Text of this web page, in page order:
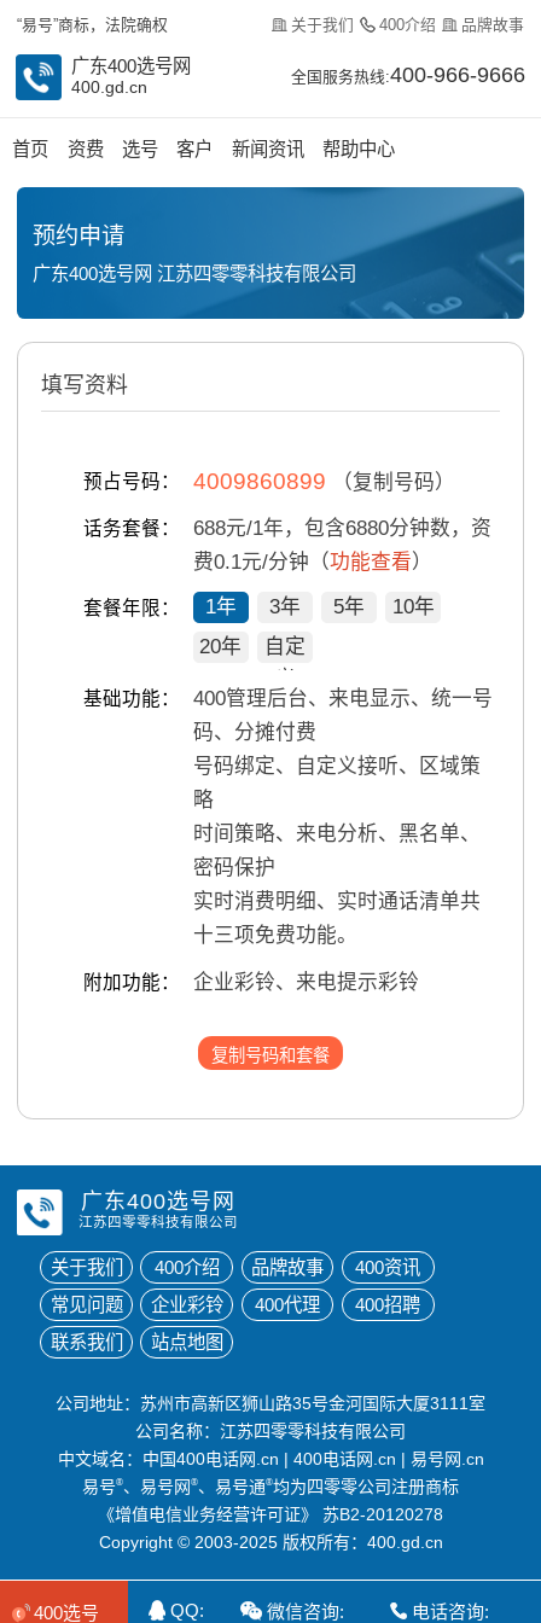
“易号”商标，法院确权 关于我们 400介绍 品牌故事
广东400选号网
400.gd.cn
全国服务热线:400-966-9666
首页 资费 选号 客户 新闻资讯 帮助中心
预约申请
广东400选号网 江苏四零零科技有限公司
填写资料
预占号码： 4009860899 （复制号码）
话务套餐： 688元/1年，包含6880分钟数，资
费0.1元/分钟（功能查看）
套餐年限： 1年 3年 5年
10年
20年
自定
义
基础功能：
400管理后台、来电显示、统一号
码、分摊付费
号码绑定、自定义接听、区域策
略
时间策略、来电分析、黑名单、
密码保护
实时消费明细、实时通话清单共
十三项免费功能。
附加功能： 企业彩铃、来电提示彩铃
复制号码和套餐
广东400选号网
江苏四零零科技有限公司
关于我们 400介绍 品牌故事
400资讯
常见问题
企业彩铃 400代理
400招聘
联系我们
站点地图
公司地址：苏州市高新区狮山路35号金河国际大厦3111室
公司名称：江苏四零零科技有限公司
中文域名： 中国400电话网.cn | 400电话网.cn | 易号网.cn
易号®、易号网®、易号通®均为四零零公司注册商标
《增值电信业务经营许可证》
苏B2-20120278
Copyright © 2003-2025 版权所有：400.gd.cn
400选号 QQ: 微信咨询: 电话咨询: